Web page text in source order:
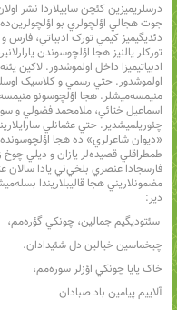
درسلريميزين کئچن ساييلاردا نشر
جوت هجالي اؤلچولري بو اؤلچولرين‌ده
دئديگيميز کيمي تورک ادبياتي، فارس و
تورکلر يالنيز هجا اؤلچوسوندن
ادبياتيميزا داخل اولموشدور. لاکين
اولموشدور. حتي رسمي و کلاسيک
منيمسه‌ميشلر. هجا اؤلچوسونو
اسماعيل ختائي، ملامحمد فضولي و
چئوريلميشدير. حتي عثمانلي
«ديوان شاعرلري» ده هجا اؤلچوسونده
طمطراقلي قصيده‌لر يازان و ديلي چوخ
فارسجادا عنصري بلخي‌ني يادا سالان
مضمونلاريني هجا قاليبلاريندا
دير:
سئتوديگيم جمالين، چونکي گؤره‌مم،
چيخماسين خيالين دل شئيدادان.
خاک پايا چونکي اؤزلر سوره‌مم،
آلاييم پيامين باد صبادان